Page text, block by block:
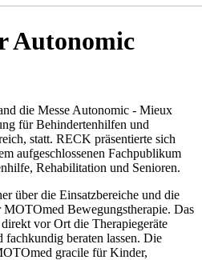
Autonomic
die Messe Autonomic - Mieux
für Behindertenhilfen und
statt. RECK präsentierte sich
aufgeschlossenen Fachpublikum
Rehabilitation und Senioren.
über die Einsatzbereiche und die
Bewegungstherapie. Das
vor Ort die Therapiegeräte
beraten lassen. Die
gracile für Kinder,